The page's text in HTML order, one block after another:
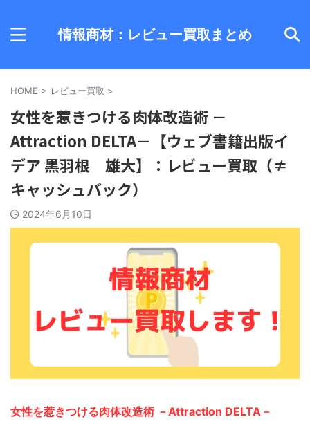
情報商材：レビュー買取まとめ
HOME > レビュー買取 >
女性を惹きつける肉体改造術 －
Attraction DELTA－【ウェブ書籍出版イ
デア 黒羽根 雄大】：レビュー買取（≠
キャッシュバック）
2024年6月10日
女性を惹きつける肉体改造術 －Attraction DELTA－